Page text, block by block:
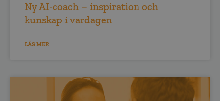
Ny AI-coach – inspiration och
kunskap i vardagen
LÄS MER